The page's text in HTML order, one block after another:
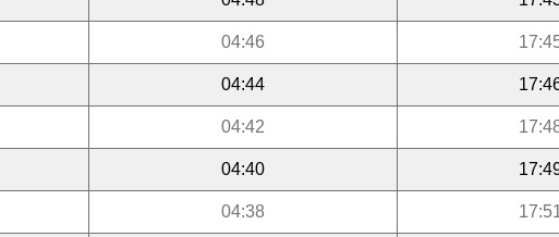
04:46
04:44
04:42
04:40
04:38